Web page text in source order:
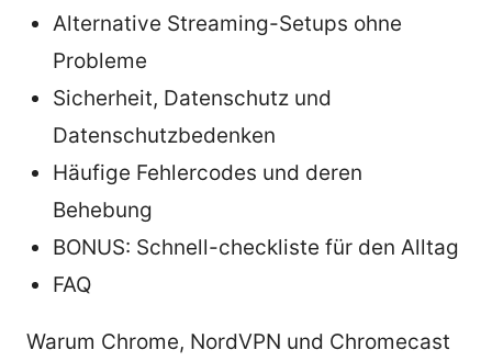
Alternative Streaming-Setups ohne
Probleme
Sicherheit, Datenschutz und
Datenschutzbedenken
Häufige Fehlercodes und deren
Behebung
BONUS: Schnell-checkliste für den Alltag
FAQ
Warum Chrome, NordVPN und Chromecast